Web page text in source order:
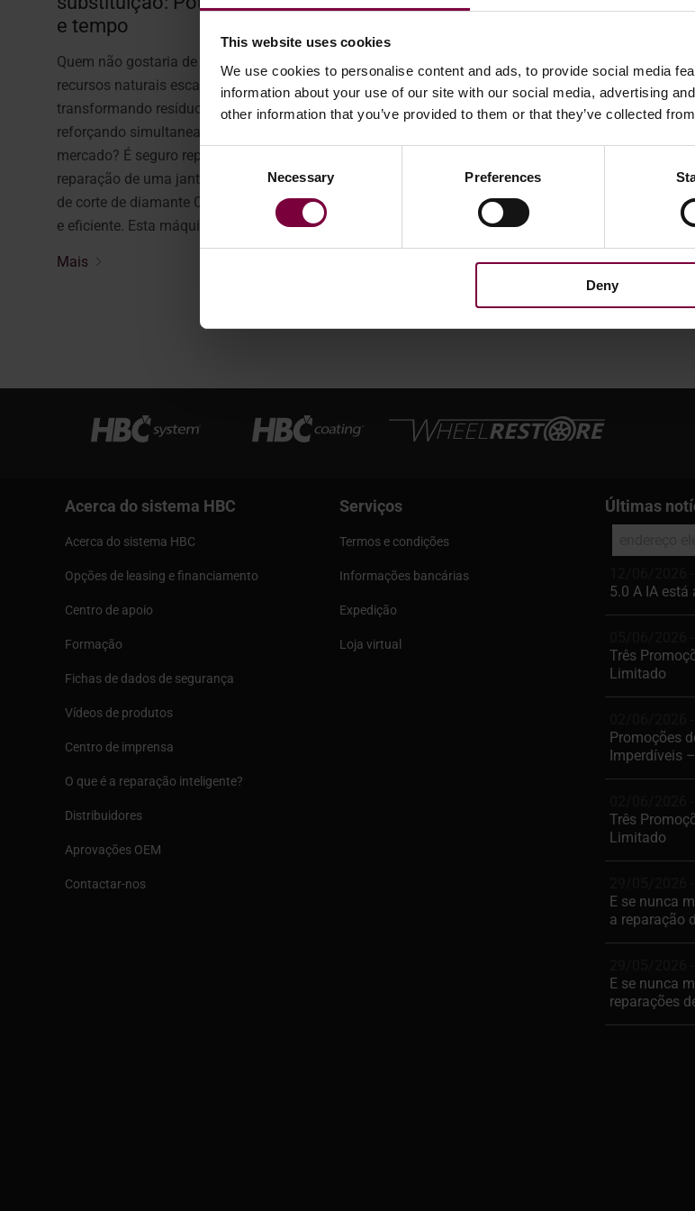
This website uses cookies
We use cookies to personalise content and ads, to provide social media
information about your use of our site with our social media, advertising
other information that you’ve provided to them or that they’ve collected
Consent
Selection
Necessary Preferences
Deny
e tempo
Quem não gostaria de reduzir a dependência de
recursos naturais escassos e dispendiosos,
transformando resíduos em recursos valiosos e
reforçando simultaneamente a sua posição no
mercado? É seguro reparar jantes de liga leve? A
reparação de uma jante de liga leve com a máquina
de corte de diamante CNC da Wheel Restore é segura
e eficiente. Esta máquina foi concebida ...
Mais
Acerca do sistema HBC
Acerca do sistema HBC
Opções de leasing e financiamento
Centro de apoio
Formação
Fichas de dados de segurança
Vídeos de produtos
Centro de imprensa
O que é a reparação inteligente?
Distribuidores
Aprovações OEM
Contactar-nos
Serviços
Termos e condições
Informações bancárias
Expedição
Loja virtual
Últimas
5.0 A IA está
Três
Limitado
Promoções
Imperdíveis
Três
Limitado
E se nunca
a reparação
E se nunca
reparações